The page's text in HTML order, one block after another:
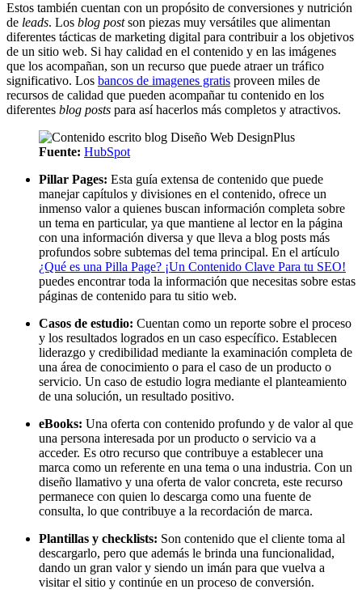
Estos también cuentan con un propósito de conversiones y nutrición
de leads. Los blog postson piezas muy versátiles que alimentan
diferentes tácticas de marketing digital para contribuir a los objetivos
de un sitio web. Si hay calidad en el contenido y en las imágenes
que los acompañan, son un recurso que puede atraer un tráfico
significativo. Los bancos de imagenes gratis proveen miles de
recursos de calidad que pueden acompañar tu contenido en los
diferentes blog posts para así hacerlos más completos y atractivos.
Fuente: HubSpot
Pillar Pages: Esta guía extensa de contenido que puede
manejar capítulos y divisiones en el contenido, ofrece un
inmenso valor a quienes buscan información completa sobre
un tema en particular, ya que mantiene al lector en la página
con una información diversa y que lleva a blog posts más
profundos sobre subtemas del tema principal. En el artículo
¿Qué es una Pilla Page? ¡Un Contenido Clave Para tu SEO!
puedes encontrar toda la información que necesitas sobre estas
páginas de contenido para tu sitio web.
Casos de estudio: Cuentan como un reporte sobre el proceso
y los resultados logrados en un caso específico. Establecen
liderazgo y credibilidad mediante la examinación completa de
una área de conocimiento o para el caso de un producto o
servicio. Un caso de estudio logra mediante el planteamiento
de una solución, un resultado positivo.
eBooks: Una oferta con contenido profundo y de valor al que
una persona interesada por un producto o servicio va a
acceder. Es otro recurso que contribuye a establecer una
marca como un referente en una tema o una industria. Con un
diseño llamativo y una oferta de valor concreta, este recurso
permanece con quien lo descarga como una fuente de
consulta, lo que contribuye a la recordación de marca.
Plantillas y checklists: Son contenido que el cliente toma al
descargarlo, pero que además le brinda una funcionalidad,
dando un gran valor y siendo un imán para que vuelva a
visitar el sitio y continúe en un proceso de conversión.